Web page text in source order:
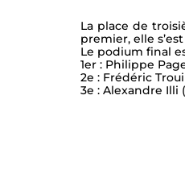
La place de
premier, elle
Le podium final
1er : Philippe
2e : Frédéric
3e : Alexandre Illi